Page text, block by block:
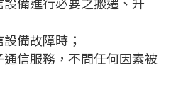
備故障時；
信服務，不問任何因素被